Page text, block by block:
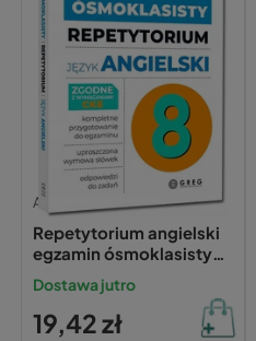
Anna Witkowska,Monika Kociołek,
Repetytorium angielski
egzamin ósmoklasisty
2026 - GREG
Dostawa jutro
19,42 zł